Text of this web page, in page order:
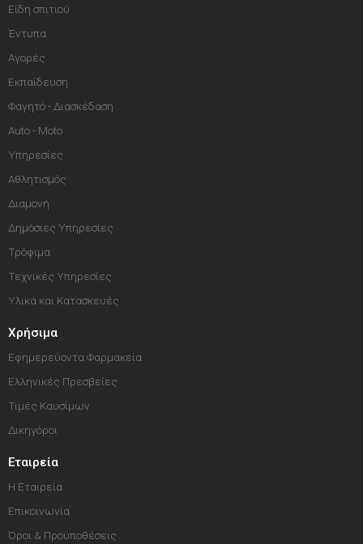
Είδη σπιτιού
Έντυπα
Αγορές
Εκπαίδευση
Φαγητό - Διασκέδαση
Auto - Moto
Υπηρεσίες
Αθλητισμός
Διαμονή
Δημόσιες Υπηρεσίες
Τρόφιμα
Τεχνικές Υπηρεσίες
Υλικά και Κατασκευές
Χρήσιμα
Εφημερεύοντα Φαρμακεία
Ελληνικές Πρεσβείες
Τιμές Καυσίμων
Δικηγόροι
Εταιρεία
Η Εταιρεία
Επικοινωνία
Όροι & Προϋποθέσεις